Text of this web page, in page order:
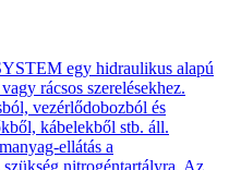
egy hidraulikus alapú
rácsos szerelésekhez.
vezérlődobozból és
kábelekből stb. áll.
ellátás a
nitrogéntartályra. Az